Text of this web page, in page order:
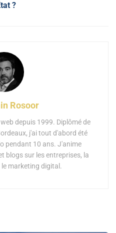
?
Rosoor
depuis 1999. Diplômé de
j'ai tout d'abord été
pendant 10 ans. J'anime
blogs sur les entreprises, la
marketing digital.